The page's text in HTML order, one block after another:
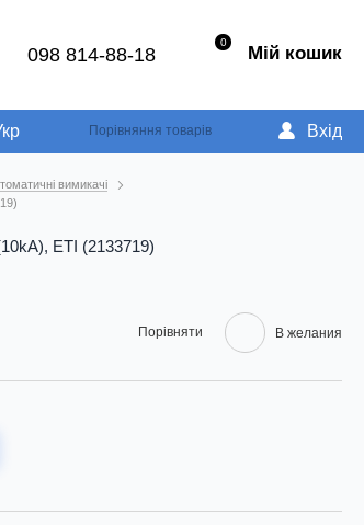
098 814-88-18
0 Мій кошик
Порівняння товарів Вхід
вимикачі
ETI (2133719)
Порівняти В желания